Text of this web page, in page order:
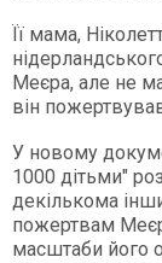
Її мама,
Меєра, але не
він
У новому
1000 дітьми"
декількома
пожертвам
масштаби його